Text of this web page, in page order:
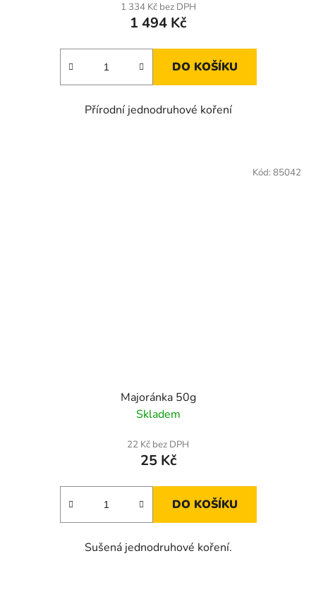
1 334 Kč bez DPH
1 494 Kč
DO KOŠÍKU
Přírodní jednodruhové koření
Majoránka 50g
Skladem
22 Kč bez DPH
25 Kč
DO KOŠÍKU
Sušená jednodruhové koření.
Kód: 85042